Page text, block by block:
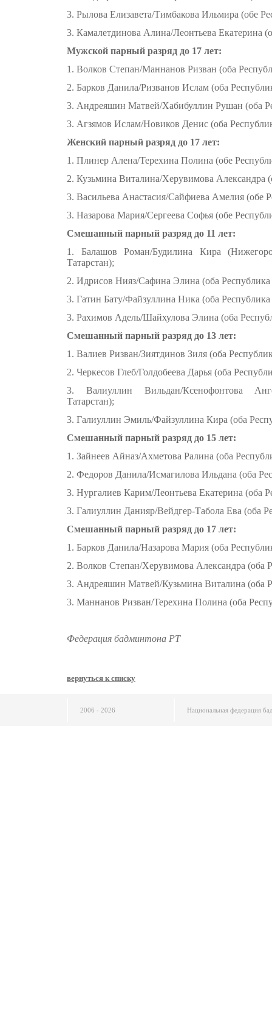
3. Рылова Елизавета/Тимбакова Ильмира (обе
3. Камалетдинова Алина/Леонтьева Екатерина
Мужской парный разряд до 17 лет:
1. Волков Степан/Маннанов Ризван (оба
2. Барков Данила/Ризванов Ислам (оба
3. Андреяшин Матвей/Хабибуллин Рушан (оба
3. Агзямов Ислам/Новиков Денис (оба
Женский парный разряд до 17 лет:
1. Плинер Алена/Терехина Полина (обе
2. Кузьмина Виталина/Херувимова Александра
3. Васильева Анастасия/Сайфиева Амелия (обе
3. Назарова Мария/Сергеева Софья (обе
Смешанный парный разряд до 11 лет:
1. Балашов Роман/Будилина Кира
Татарстан);
2. Идрисов Нияз/Сафина Элина (оба Республика
3. Гатин Бату/Файзуллина Ника (оба Республика
3. Рахимов Адель/Шайхулова Элина (оба
Смешанный парный разряд до 13 лет:
1. Валиев Ризван/Зиятдинов Зиля (оба
2. Черкесов Глеб/Голдобеева Дарья (оба
3. Валиуллин Вильдан/Ксенофонтова
Татарстан);
3. Галиуллин Эмиль/Файзуллина Кира (оба
Смешанный парный разряд до 15 лет:
1. Зайнеев Айназ/Ахметова Ралина (оба
2. Федоров Данила/Исмагилова Ильдана (оба
3. Нургалиев Карим/Леонтьева Екатерина (оба
3. Галиуллин Данияр/Вейдгер-Табола Ева (оба
Смешанный парный разряд до 17 лет:
1. Барков Данила/Назарова Мария (оба
2. Волков Степан/Херувимова Александра (оба
3. Андреяшин Матвей/Кузьмина Виталина (оба
3. Маннанов Ризван/Терехина Полина (оба
Федерация бадминтона РТ
вернуться к списку
2006 - 2026 Национальная федерация